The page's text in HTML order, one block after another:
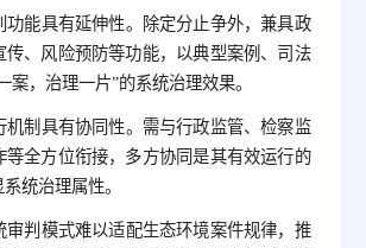
功能具有延伸性。除定分止争外，兼具政
传、风险预防等功能，以典型案例、司法
案，治理一片”的系统治理效果。
机制具有协同性。需与行政监管、检察监
等全方位衔接，多方协同是其有效运行的
统治理属性。
审判模式难以适配生态环境案件规律，推